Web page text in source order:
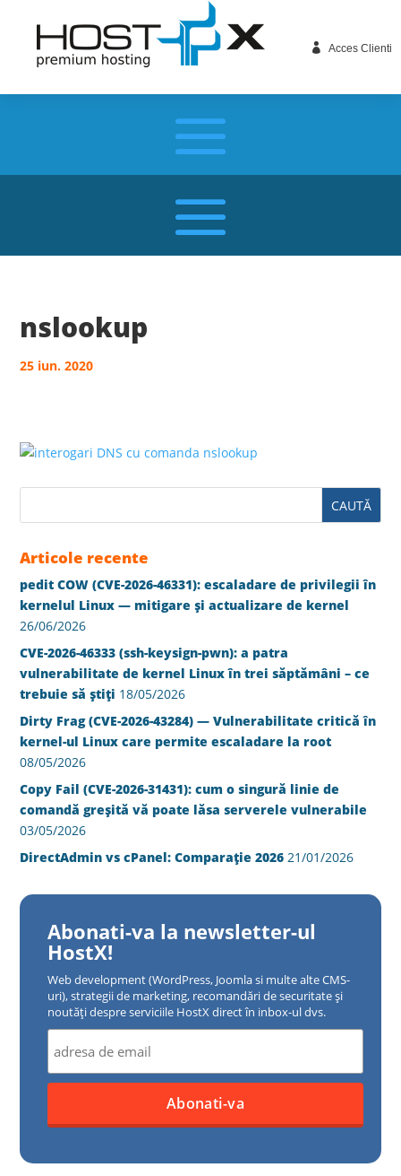
 Acces Clienti
nslookup
25 iun. 2020
Articole recente
pedit COW (CVE-2026-46331): escaladare de privilegii în
kernelul Linux — mitigare și actualizare de kernel
26/06/2026
CVE-2026-46333 (ssh-keysign-pwn): a patra
vulnerabilitate de kernel Linux în trei săptămâni – ce
trebuie să știți 18/05/2026
Dirty Frag (CVE-2026-43284) — Vulnerabilitate critică în
kernel-ul Linux care permite escaladare la root
08/05/2026
Copy Fail (CVE-2026-31431): cum o singură linie de
comandă greșită vă poate lăsa serverele vulnerabile
03/05/2026
DirectAdmin vs cPanel: Comparație 2026 21/01/2026
Abonati-va la newsletter-ul
HostX!
Web development (WordPress, Joomla si multe alte CMS-
uri), strategii de marketing, recomandări de securitate și
noutăți despre serviciile HostX direct în inbox-ul dvs.